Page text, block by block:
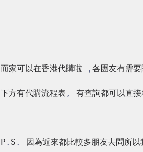
而家可以在香港代購啦 , 各團友有需
下方有代購流程表 , 有查詢都可以直
P . S . 因為近來都比較多朋友去問所